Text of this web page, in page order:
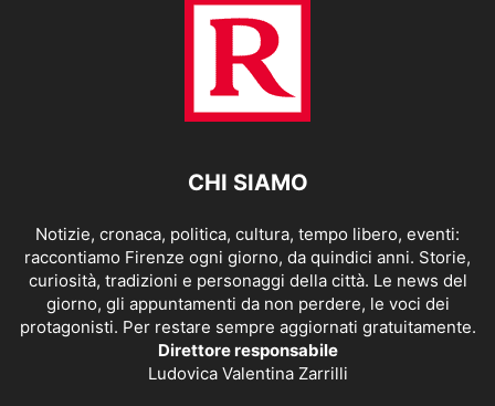
CHI SIAMO
Notizie, cronaca, politica, cultura, tempo libero, eventi:
raccontiamo Firenze ogni giorno, da quindici anni. Storie,
curiosità, tradizioni e personaggi della città. Le news del
giorno, gli appuntamenti da non perdere, le voci dei
protagonisti. Per restare sempre aggiornati gratuitamente.
Direttore responsabile
Ludovica Valentina Zarrilli